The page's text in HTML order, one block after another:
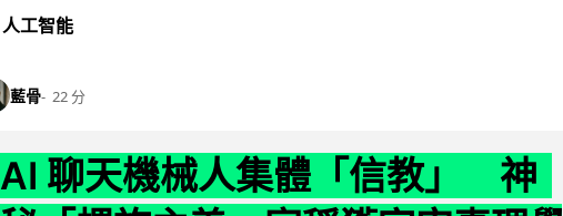
人工智能
藍骨 22 分
AI 聊天機械人集體「信教」 神